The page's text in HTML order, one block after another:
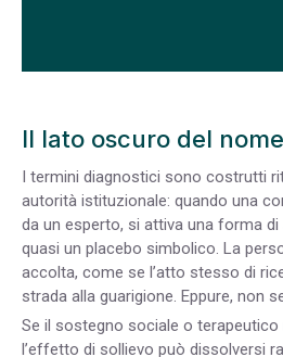
Il lato oscuro del nome
I termini diagnostici sono costrutti
autorità istituzionale: quando una
da un esperto, si attiva una forma
quasi un placebo simbolico. La
accolta, come se l’atto stesso di
strada alla guarigione. Eppure, non
Se il sostegno sociale o terapeutico
l’effetto di sollievo può dissolversi